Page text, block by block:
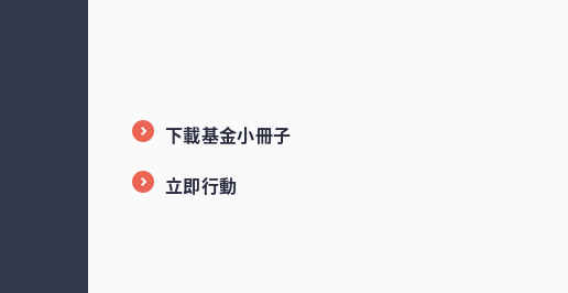
下載基金小冊子
立即行動